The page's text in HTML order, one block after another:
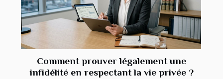
Comment prouver légalement une
infidélité en respectant la vie privée ?